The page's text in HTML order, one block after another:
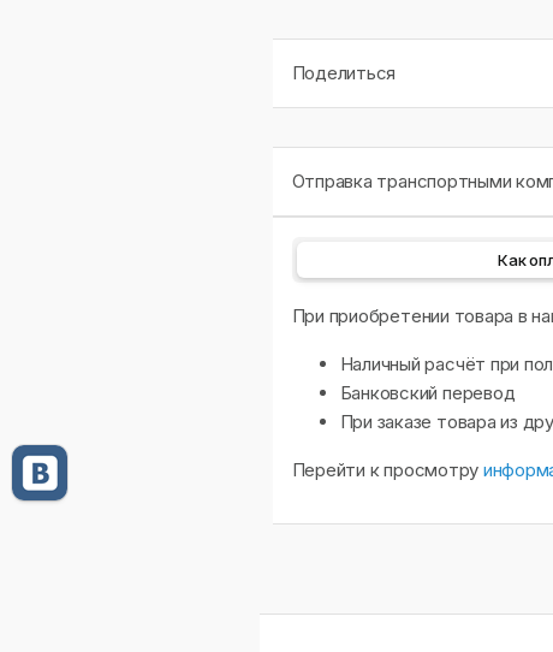
Поделиться
Отправка транспортными
Как
При приобретении товара в
Наличный расчёт при
Банковский перевод
При заказе товара из
Перейти к просмотру